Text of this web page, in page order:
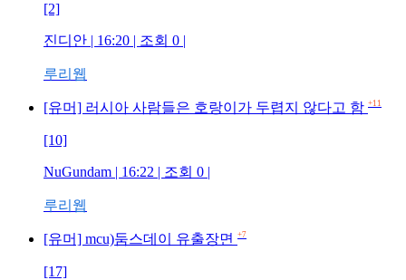
[2]
진디안 | 16:20 | 조회 0 |
루리웹
[유머] 러시아 사람들은 호랑이가 두렵지 않다고 함 +11
[10]
NuGundam | 16:22 | 조회 0 |
루리웹
[유머] mcu)둠스데이 유출장면 +7
[17]